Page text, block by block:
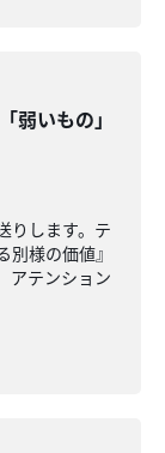
弱いもの」
りします。テ
様の価値』
テンション